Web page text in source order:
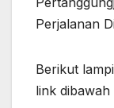
Perjalanan
Berikut
link dibawah